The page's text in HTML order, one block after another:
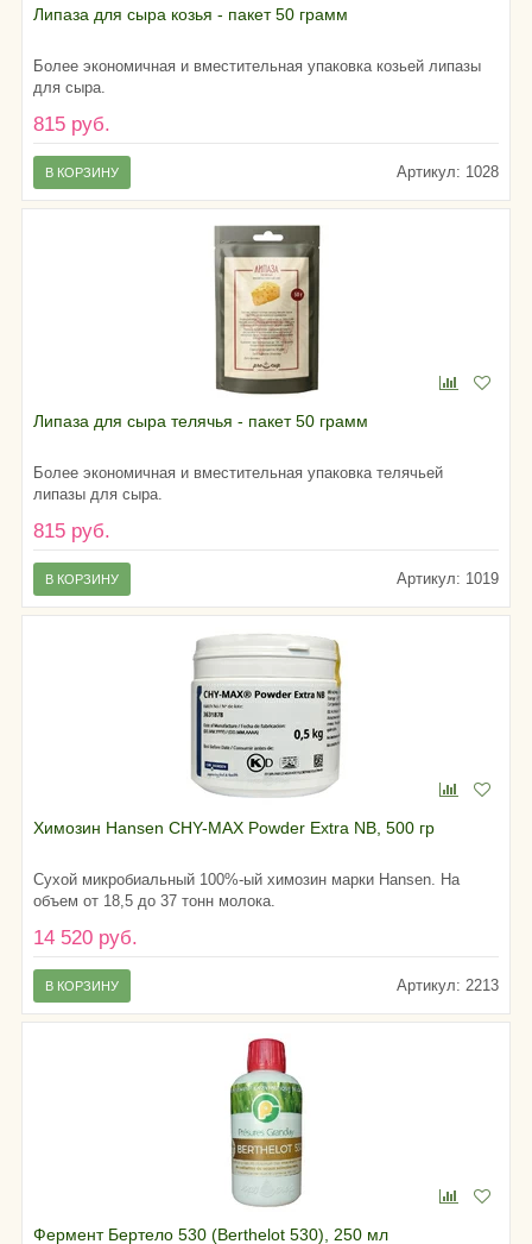
Липаза для сыра козья - пакет 50 грамм
Более экономичная и вместительная упаковка козьей липазы
для сыра.
815 руб.
Артикул: 1028
В КОРЗИНУ
Липаза для сыра телячья - пакет 50 грамм
Более экономичная и вместительная упаковка телячьей
липазы для сыра.
815 руб.
Артикул: 1019
В КОРЗИНУ
Химозин Hansen CHY-MAX Powder Extra NB, 500 гр
Сухой микробиальный 100%-ый химозин марки Hansen. На
объем от 18,5 до 37 тонн молока.
14 520 руб.
Артикул: 2213
В КОРЗИНУ
Фермент Бертело 530 (Berthelot 530), 250 мл